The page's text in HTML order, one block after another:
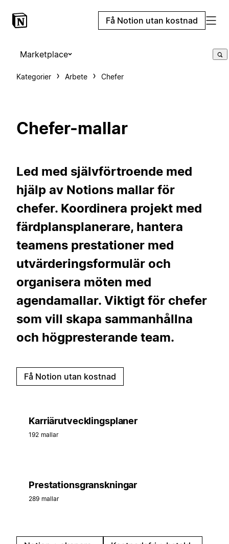
Få Notion utan kostnad
Marketplace
Kategorier Arbete Chefer
Chefer-mallar
Led med självförtroende med
hjälp av Notions mallar för
chefer. Koordinera projekt med
färdplansplanerare, hantera
teamens prestationer med
utvärderingsformulär och
organisera möten med
agendamallar. Viktigt för chefer
som vill skapa sammanhållna
och högpresterande team.
Få Notion utan kostnad
Karriärutvecklingsplaner
192 mallar
Prestationsgranskningar
289 mallar